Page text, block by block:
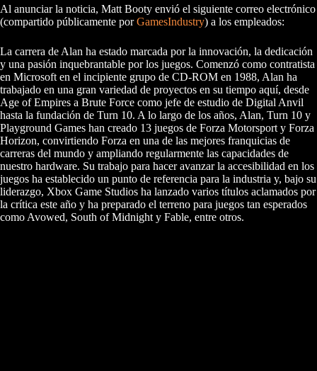
Al anunciar la noticia, Matt Booty envió el siguiente correo electrónico
(compartido públicamente porGamesIndustry) a los empleados:
La carrera de Alan ha estado marcada por la innovación, la dedicación
y una pasión inquebrantable por los juegos. Comenzó como contratista
en Microsoft en el incipiente grupo de CD-ROM en 1988, Alan ha
trabajado en una gran variedad de proyectos en su tiempo aquí, desde
Age of Empires a Brute Force como jefe de estudio de Digital Anvil
hasta la fundación de Turn 10. A lo largo de los años, Alan, Turn 10 y
Playground Games han creado 13 juegos de Forza Motorsport y Forza
Horizon, convirtiendo Forza en una de las mejores franquicias de
carreras del mundo y ampliando regularmente las capacidades de
nuestro hardware. Su trabajo para hacer avanzar la accesibilidad en los
juegos ha establecido un punto de referencia para la industria y, bajo su
liderazgo, Xbox Game Studios ha lanzado varios títulos aclamados por
la crítica este año y ha preparado el terreno para juegos tan esperados
como Avowed, South of Midnight y Fable, entre otros.